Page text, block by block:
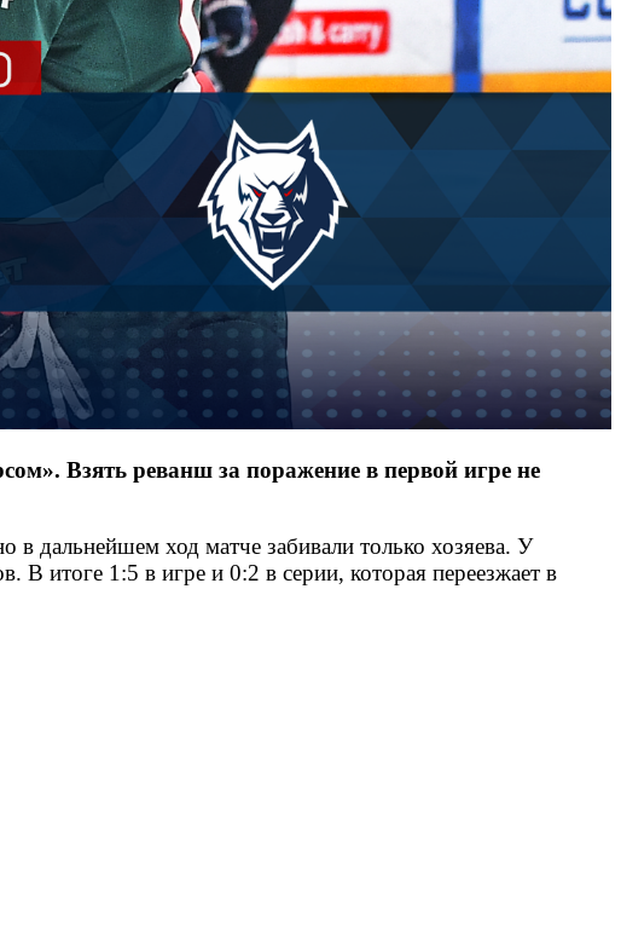
Взять реванш за поражение в первой игре не
дальнейшем ход матче забивали только хозяева. У
В итоге 1:5 в игре и 0:2 в серии, которая переезжает в